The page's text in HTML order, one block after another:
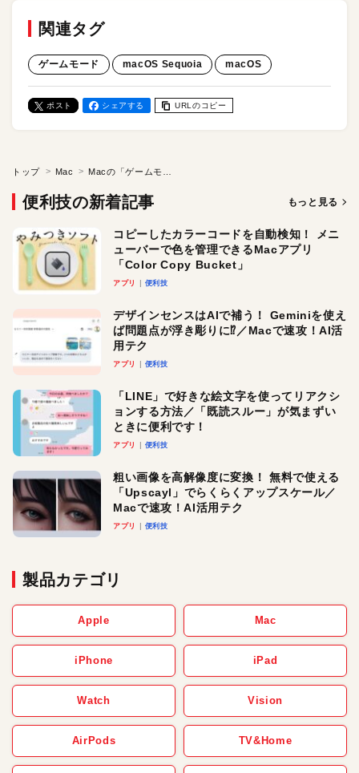
関連タグ
ゲームモード macOS Sequoia macOS
ポスト シェアする URLのコピー
トップ Mac
便利技の新着記事 もっと見る
コピーしたカラーコードを自動検知！ メニ
ューバーで色を管理できるMacアプリ
「Color Copy Bucket」
アプリ 便利技
デザインセンスはAIで補う！ Geminiを使え
ば問題点が浮き彫りに⁉︎／Macで速攻！AI活
用テク
アプリ 便利技
「LINE」で好きな絵文字を使ってリアクシ
ョンする方法／「既読スルー」が気まずい
ときに便利です！
アプリ 便利技
粗い画像を高解像度に変換！ 無料で使える
「Upscayl」でらくらくアップスケール／
Macで速攻！AI活用テク
アプリ 便利技
製品カテゴリ
Apple Mac
iPhone iPad
Watch Vision
AirPods TV&Home